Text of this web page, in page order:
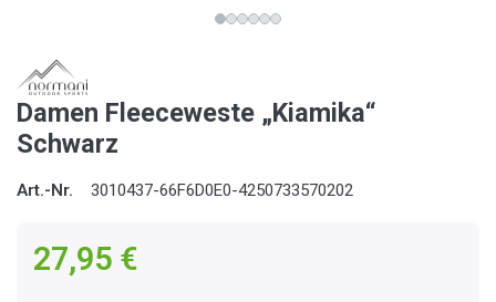
Damen Fleeceweste „Kiamika“
Schwarz
Art.-Nr. 3010437-66F6D0E0-4250733570202
27,95 €